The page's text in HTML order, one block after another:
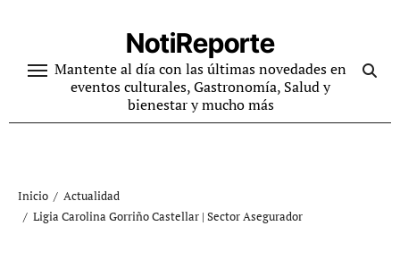
contenido
NotiReporte
Mantente al día con las últimas novedades en
eventos culturales, Gastronomía, Salud y
bienestar y mucho más
Inicio
Actualidad
Ligia Carolina Gorriño Castellar | Sector Asegurador